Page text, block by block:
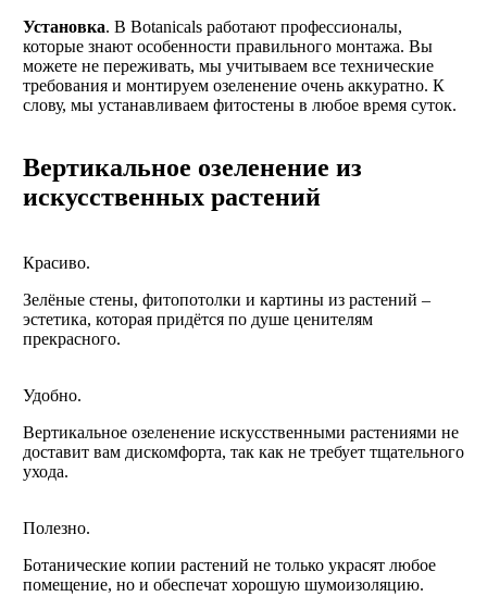
Установка. В Botanicals работают профессионалы,
которые знают особенности правильного монтажа. Вы
можете не переживать, мы учитываем все технические
требования и монтируем озеленение очень аккуратно. К
слову, мы устанавливаем фитостены в любое время суток.
Вертикальное озеленение из
искусственных растений
Красиво.
Зелёные стены, фитопотолки и картины из растений –
эстетика, которая придётся по душе ценителям
прекрасного.
Удобно.
Вертикальное озеленение искусственными растениями не
доставит вам дискомфорта, так как не требует тщательного
ухода.
Полезно.
Ботанические копии растений не только украсят любое
помещение, но и обеспечат хорошую шумоизоляцию.